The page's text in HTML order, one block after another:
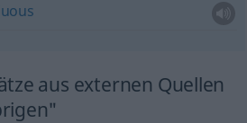
aus externen Quellen